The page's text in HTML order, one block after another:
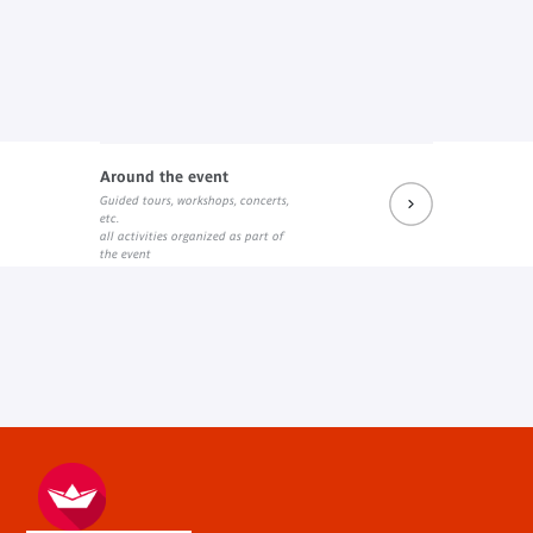
Around the event
Guided tours, workshops, concerts,
etc.
all activities organized as part of
the event